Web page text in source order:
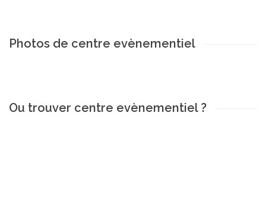
Photos de centre evènementiel
Ou trouver centre evènementiel ?